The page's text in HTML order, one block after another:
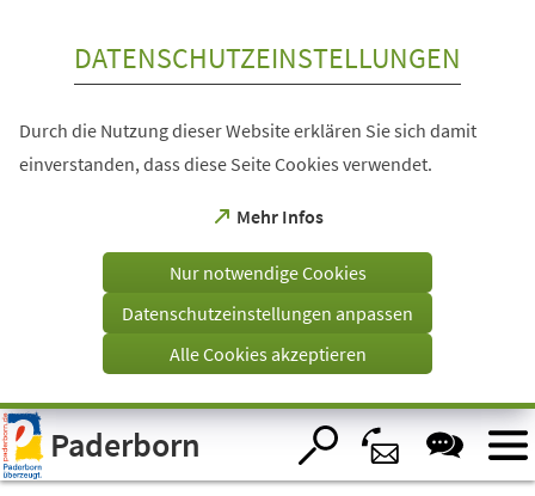
Visuelle
Assistenzsoftware
öffnen.
DATENSCHUTZEINSTELLUNGEN
Durch die Nutzung dieser Website erklären Sie sich damit
einverstanden, dass diese Seite Cookies verwendet.
Mehr Infos
(Öffnet
einem
Tab)
Nur notwendige Cookies
Datenschutzeinstellungen anpassen
Alle Cookies akzeptieren
Paderborn